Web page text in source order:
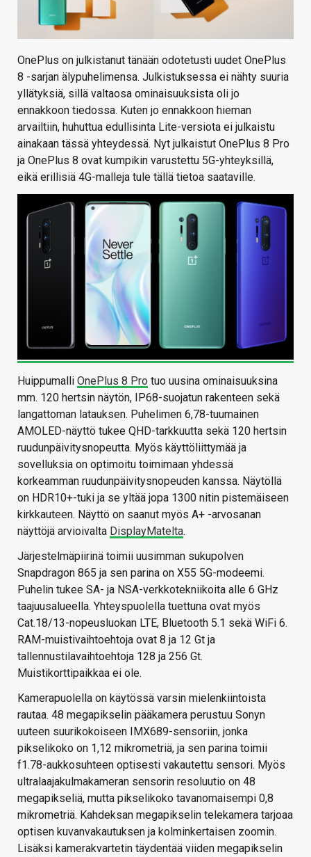
OnePlus on julkistanut tänään odotetusti uudet OnePlus
8 -sarjan älypuhelimensa. Julkistuksessa ei nähty suuria
yllätyksiä, sillä valtaosa ominaisuuksista oli jo
ennakkoon tiedossa. Kuten jo ennakkoon hieman
arvailtiin, huhuttua edullisinta Lite-versiota ei julkaistu
ainakaan tässä yhteydessä. Nyt julkaistut OnePlus 8 Pro
ja OnePlus 8 ovat kumpikin varustettu 5G-yhteyksillä,
eikä erillisiä 4G-malleja tule tällä tietoa saataville.
Huippumalli OnePlus 8 Pro tuo uusina ominaisuuksina
mm. 120 hertsin näytön, IP68-suojatun rakenteen sekä
langattoman latauksen. Puhelimen 6,78-tuumainen
AMOLED-näyttö tukee QHD-tarkkuutta sekä 120 hertsin
ruudunpäivitysnopeutta. Myös käyttöliittymää ja
sovelluksia on optimoitu toimimaan yhdessä
korkeamman ruudunpäivitysnopeuden kanssa. Näytöllä
on HDR10+-tuki ja se yltää jopa 1300 nitin pistemäiseen
kirkkauteen. Näyttö on saanut myös A+ -arvosanan
näyttöjä arvioivalta DisplayMatelta.
Järjestelmäpiirinä toimii uusimman sukupolven
Snapdragon 865 ja sen parina on X55 5G-modeemi.
Puhelin tukee SA- ja NSA-verkkotekniikoita alle 6 GHz
taajuusalueella. Yhteyspuolella tuettuna ovat myös
Cat.18/13-nopeusluokan LTE, Bluetooth 5.1 sekä WiFi 6.
RAM-muistivaihtoehtoja ovat 8 ja 12 Gt ja
tallennustilavaihtoehtoja 128 ja 256 Gt.
Muistikorttipaikkaa ei ole.
Kamerapuolella on käytössä varsin mielenkiintoista
rautaa. 48 megapikselin pääkamera perustuu Sonyn
uuteen suurikokoiseen IMX689-sensoriin, jonka
pikselikoko on 1,12 mikrometriä, ja sen parina toimii
f1.78-aukkosuhteen optisesti vakautettu sensori. Myös
ultralaajakulmakameran sensorin resoluutio on 48
megapikseliä, mutta pikselikoko tavanomaisempi 0,8
mikrometriä. Kahdeksan megapikselin telekamera tarjoaa
optisen kuvanvakautuksen ja kolminkertaisen zoomin.
Lisäksi kamerakvartetin täydentää viiden megapikselin